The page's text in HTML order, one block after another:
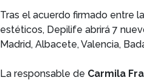
Tras el acuerdo firmado entre
estéticos, Depilife abrirá 7
Madrid, Albacete, Valencia,
La responsable de Carmila